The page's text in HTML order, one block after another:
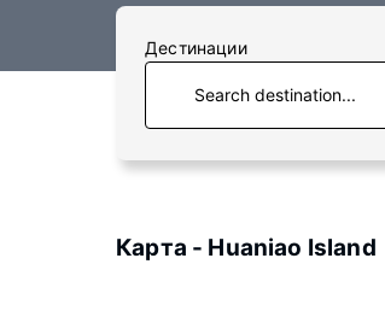
Дестинации
Карта - Huaniao Island